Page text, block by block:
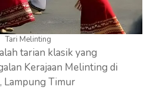
Tari Melinting
tarian klasik yang
Kerajaan Melinting di
Lampung Timur